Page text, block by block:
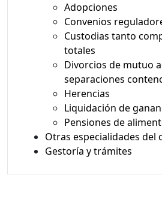
Adopciones
Convenios
Custodias tanto
totales
Divorcios de mutuo
separaciones
Herencias
Liquidación de
Pensiones de
Otras especialidades del
Gestoría y trámites